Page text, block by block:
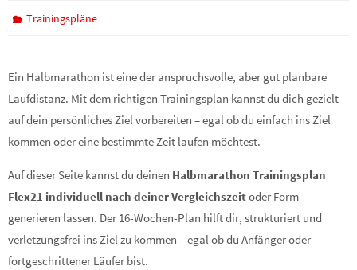
Trainingspläne
Ein Halbmarathon ist eine der anspruchsvolle, aber gut planbare
Laufdistanz. Mit dem richtigen Trainingsplan kannst du dich gezielt
auf dein persönliches Ziel vorbereiten – egal ob du einfach ins Ziel
kommen oder eine bestimmte Zeit laufen möchtest.
Auf dieser Seite kannst du deinen Halbmarathon Trainingsplan
Flex21 individuell nach deiner Vergleichszeitoder Form
generieren lassen. Der 16-Wochen-Plan hilft dir, strukturiert und
verletzungsfrei ins Ziel zu kommen – egal ob du Anfänger oder
fortgeschrittener Läufer bist.